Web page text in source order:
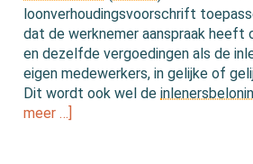
loonverhoudingsvoorschrift
dat de werknemer aanspraak heeft
en dezelfde vergoedingen als de
eigen medewerkers, in gelijke of
Dit wordt ook wel de
meer …]